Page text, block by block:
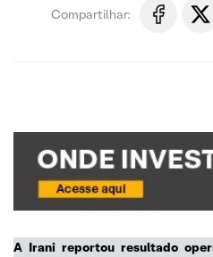
Compartilhar:
A Irani reportou resultado